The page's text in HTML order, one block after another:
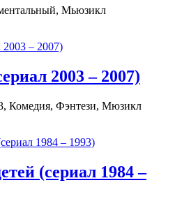
Мьюзикл
2003 – 2007)
Комедия, Фэнтези, Мюзикл
(сериал 1984 –